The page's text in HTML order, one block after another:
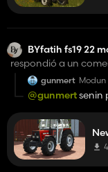
BYfatih fs19 22
respondió a un
gunmert
mod
@gunmertsenin